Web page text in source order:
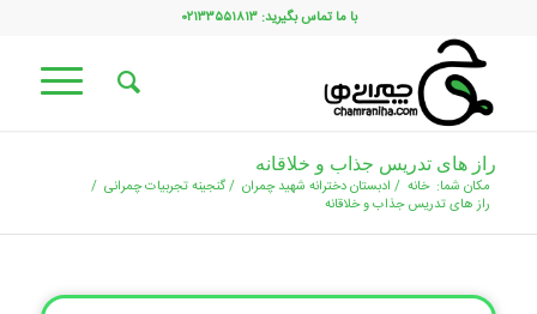
با ما تماس بگیرید: ۰۲۱۳۳۵۵۱۸۱۳
راز های تدریس جذاب و خلاقانه
مکان شما: خانه / ادبستان دخترانه شهید چمران /گنجینه تجربیات چمرانی /
راز های تدریس جذاب و خلاقانه